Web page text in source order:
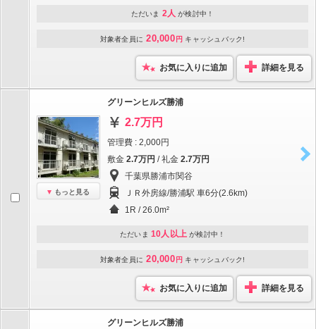
ただいま 2人 が検討中！
対象者全員に 20,000 円 キャッシュバック!
お気に入りに追加 詳細を見る
もっと見る
グリーンヒルズ勝浦
2.7万円
管理費 : 2,000円
敷金 2.7万円 / 礼金 2.7万円
千葉県勝浦市関谷
ＪＲ外房線/勝浦駅 車6分(2.6km)
1R / 26.0m²
ただいま 10人以上 が検討中！
対象者全員に 20,000 円 キャッシュバック!
お気に入りに追加 詳細を見る
グリーンヒルズ勝浦